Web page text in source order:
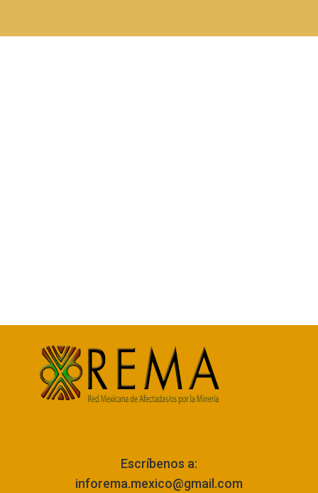
Escríbenos a:
inforema.mexico@gmail.com